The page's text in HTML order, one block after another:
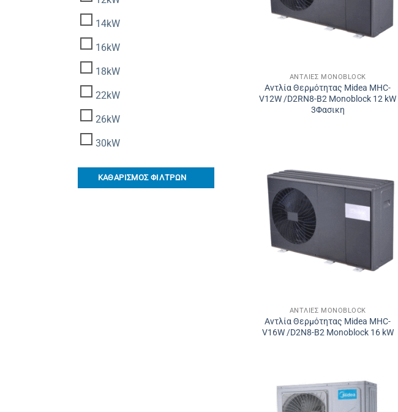
14kW
16kW
18kW
22kW
26kW
30kW
ΚΑΘΑΡΙΣΜΟΣ ΦΙΛΤΡΩΝ
ΑΝΤΛΊΕΣ MONOBLOCK
Αντλία Θερμότητας Midea MHC-
V12W /D2RN8-B2 Monoblock 12 kW
3Φασικη
ΑΝΤΛΊΕΣ MONOBLOCK
Αντλία Θερμότητας Midea MHC-
V16W /D2N8-B2 Monoblock 16 kW